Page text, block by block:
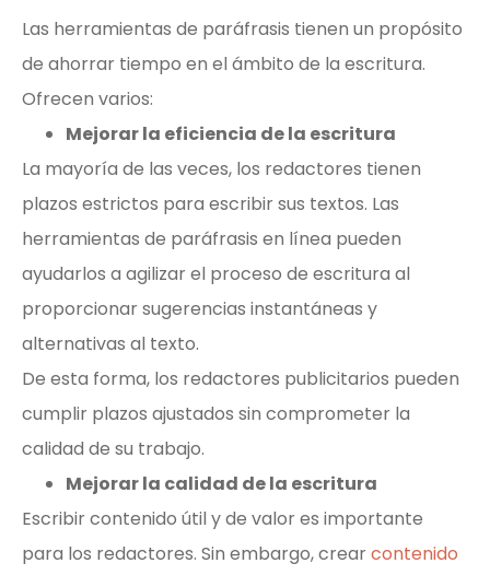
Las herramientas de paráfrasis tienen un propósito
de ahorrar tiempo en el ámbito de la escritura.
Ofrecen varios:
Mejorar la eficiencia de la escritura
La mayoría de las veces, los redactores tienen
plazos estrictos para escribir sus textos. Las
herramientas de paráfrasis en línea pueden
ayudarlos a agilizar el proceso de escritura al
proporcionar sugerencias instantáneas y
alternativas al texto.
De esta forma, los redactores publicitarios pueden
cumplir plazos ajustados sin comprometer la
calidad de su trabajo.
Mejorar la calidad de la escritura
Escribir contenido útil y de valor es importante
para los redactores. Sin embargo, crearcontenido